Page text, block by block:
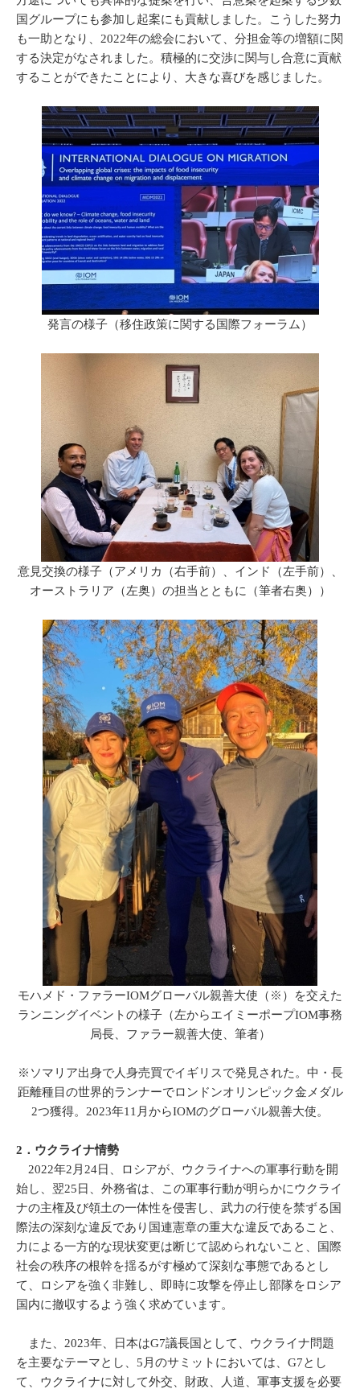
国グループにも参加し起案にも貢献しました。こうした努力
も一助となり、2022年の総会において、分担金等の増額に関
する決定がなされました。積極的に交渉に関与し合意に貢献
することができたことにより、大きな喜びを感じました。
発言の様子（移住政策に関する国際フォーラム）
意見交換の様子（アメリカ（右手前）、インド（左手前）、
オーストラリア（左奥）の担当とともに（筆者右奥））
モハメド・ファラーIOMグローバル親善大使（※）を交えた
ランニングイベントの様子（左からエイミーポープIOM事務
局長、ファラー親善大使、筆者）
※ソマリア出身で人身売買でイギリスで発見された。中・長
距離種目の世界的ランナーでロンドンオリンピック金メダル
2つ獲得。2023年11月からIOMのグローバル親善大使。
2．ウクライナ情勢
2022年2月24日、ロシアが、ウクライナへの軍事行動を開
始し、翌25日、外務省は、この軍事行動が明らかにウクライ
ナの主権及び領土の一体性を侵害し、武力の行使を禁ずる国
際法の深刻な違反であり国連憲章の重大な違反であること、
力による一方的な現状変更は断じて認められないこと、国際
社会の秩序の根幹を揺るがす極めて深刻な事態であるとし
て、ロシアを強く非難し、即時に攻撃を停止し部隊をロシア
国内に撤収するよう強く求めています。
また、2023年、日本はG7議長国として、ウクライナ問題
を主要なテーマとし、5月のサミットにおいては、G7とし
て、ウクライナに対して外交、財政、人道、軍事支援を必要